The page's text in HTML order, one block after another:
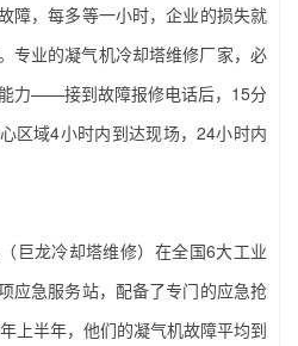
障，每多等一小时，企业的损失就
专业的‌凝气机冷却塔维修厂家‌，必
力——接到故障报修电话后，15分
区域4小时内到达现场，24小时内
巨龙冷却塔维修）‌在全国6大工业
应急服务站，配备了专门的应急抢
上半年，他们的凝气机故障平均到